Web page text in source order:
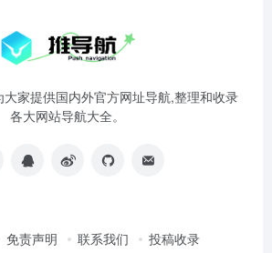
家提供国内外官方网址导航,整理和收录
各大网站导航大全。
免责声明 联系我们 投稿收录